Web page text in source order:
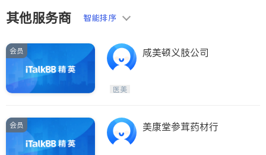
建筑装修North York
Brampton
Kitchener
Newmarket
Stouffville
Maple
Waterloo
Guelph
其他服务商 智能排序
会员 咸美顿义肢公司
医美
会员 美康堂参茸药材行